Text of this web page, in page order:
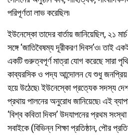
পরিপূর্ণতা লাভ করেছিল৷
ইউনেস্কো তাদের বার্তায় জানিয়েছিল, ২১
সঙ্গে ‘জাতিবৈষম্য দূরীকরণ দিবস’ও৷ তাই
একটি গুরুত্বপূর্ণ মাত্রা যোগ করেছে সারা
কাব্যরসিক ও পদ্য আন্দোলন যে শুধু
হয়ে উঠেছে৷ ইউনেস্কো প্রত্যেক সদস্য
প্রথায় পালনের অনুরোধ জানিয়েছে৷ এই
‘বিশ্ব কবিতা দিবস’ উদযাপনের প্রথম
সবাইকে (বিভিন্ন শিক্ষা প্রতিষ্ঠান, পৌর